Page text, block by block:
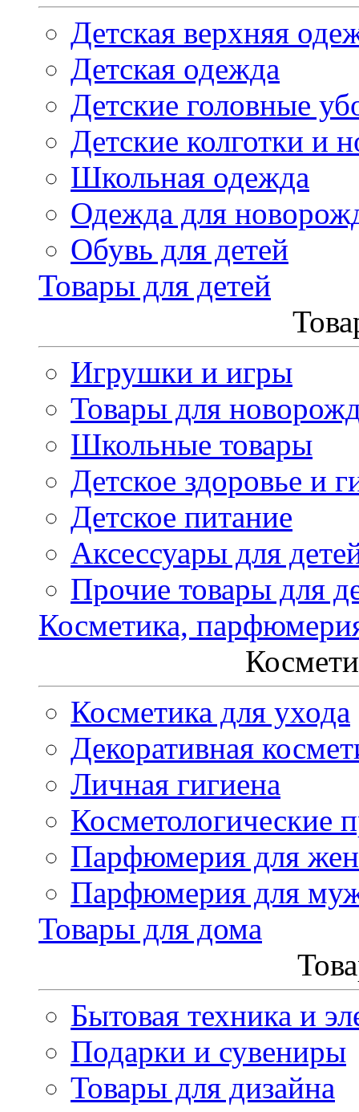
Детская верхняя
Детская одежда
Детские головные
Детские колготки и
Школьная одежда
Одежда для
Обувь для детей
Товары для детей
Игрушки и игры
Товары для
Школьные товары
Детское здоровье и
Детское питание
Аксессуары для
Прочие товары для
Косметика,
Косметика для ухода
Декоративная
Личная гигиена
Косметологические
Парфюмерия для
Парфюмерия для
Товары для дома
Бытовая техника и
Подарки и сувениры
Товары для дизайна